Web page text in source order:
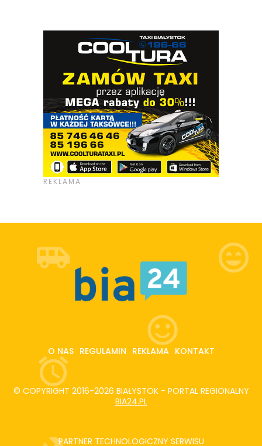
O NAS REGULAMIN REKLAMA KONTAKT
© COPYRIGHT 2016-2026 BIAŁYSTOK - PORTAL REGIONALNY
BIA24.PL
PARTNER TECHNOLOGICZNY SERWISU